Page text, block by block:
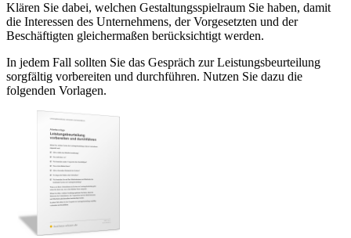
Klären Sie dabei, welchen Gestaltungsspielraum Sie haben, damit
die Interessen des Unternehmens, der Vorgesetzten und der
Beschäftigten gleichermaßen berücksichtigt werden.
In jedem Fall sollten Sie das Gespräch zur Leistungsbeurteilung
sorgfältig vorbereiten und durchführen. Nutzen Sie dazu die
folgenden Vorlagen.